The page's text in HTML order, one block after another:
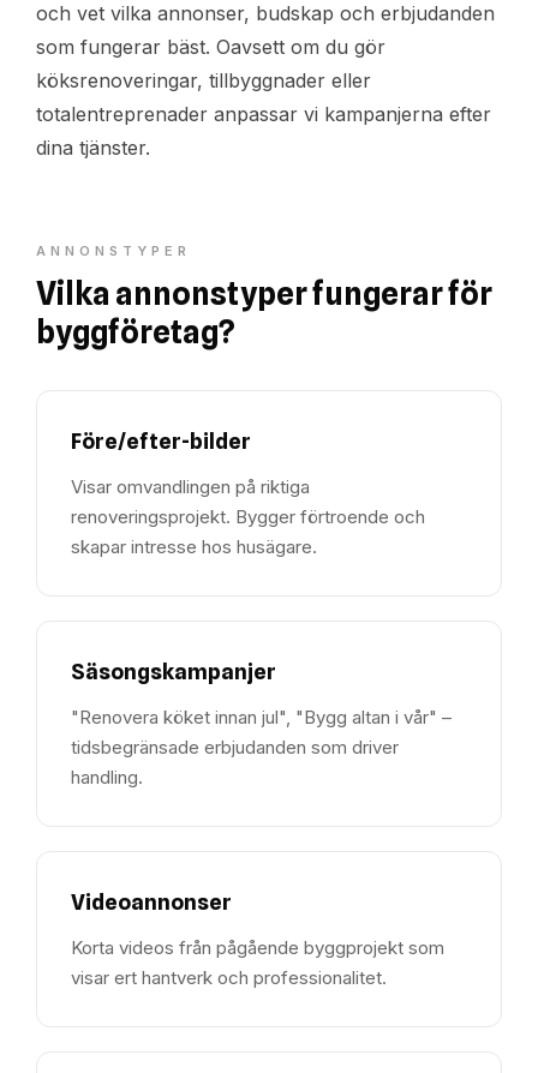
och vet vilka annonser, budskap och erbjudanden
som fungerar bäst. Oavsett om du gör
köksrenoveringar, tillbyggnader eller
totalentreprenader anpassar vi kampanjerna efter
dina tjänster.
ANNONSTYPER
Vilka annonstyper fungerar för
byggföretag?
Före/efter-bilder
Visar omvandlingen på riktiga
renoveringsprojekt. Bygger förtroende och
skapar intresse hos husägare.
Säsongskampanjer
"Renovera köket innan jul", "Bygg altan i vår" –
tidsbegränsade erbjudanden som driver
handling.
Videoannonser
Korta videos från pågående byggprojekt som
visar ert hantverk och professionalitet.